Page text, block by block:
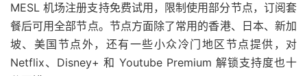
MESL 机场注册支持免费试用，限制使用部分节点，订阅套
餐后可用全部节点。节点方面除了常用的香港、日本、新加
坡、美国节点外，还有一些小众冷门地区节点提供，对
Netflix、Disney+ 和 Youtube Premium 解锁支持度也十